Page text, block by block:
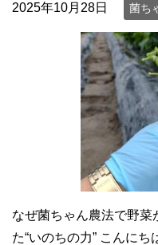
2025年10月28日 菌ち
なぜ菌ちゃん農法で野菜
た“いのちの力” こんに